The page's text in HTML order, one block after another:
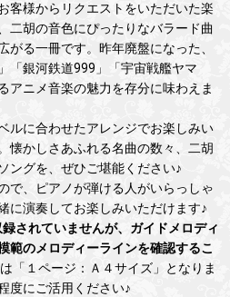
客様からリクエストをいただいた楽
二胡の音色にぴったりなバラード曲
がる一冊です。昨年廃盤になった、
「銀河鉄道999」「宇宙戦艦ヤマ
アニメ音楽の魅力を存分に味わえま
ルに合わせたアレンジでお楽しみい
懐かしさあふれる名曲の数々、二胡
ングを、ぜひご堪能ください♪
で、ピアノが弾ける人がいらっしゃ
に演奏してお楽しみいただけます♪
されていませんが、ガイドメロディ
範のメロディーラインを確認するこ
「１ページ：Ａ４サイズ」となりま
度にご活用ください♪